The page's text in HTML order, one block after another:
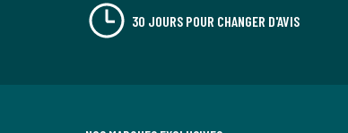
30 JOURS POUR CHANGER D'AVIS